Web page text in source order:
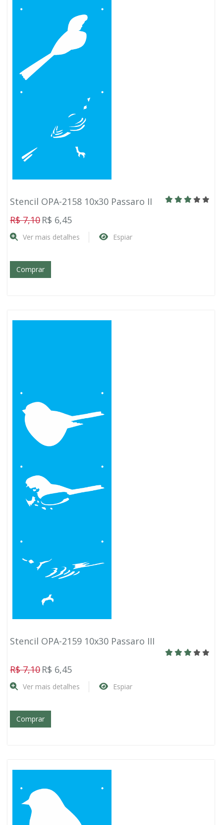
Stencil OPA-2158 10x30 Passaro II
R$ 7,10 R$ 6,45
Ver mais detalhes Espiar
Comprar
Stencil OPA-2159 10x30 Passaro III
R$ 7,10 R$ 6,45
Ver mais detalhes Espiar
Comprar